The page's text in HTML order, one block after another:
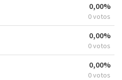
0,00%
0 votos
0,00%
0 votos
0,00%
0 votos